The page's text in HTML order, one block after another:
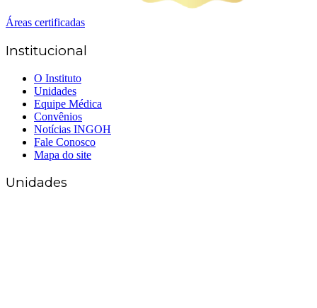
Áreas certificadas
Institucional
O Instituto
Unidades
Equipe Médica
Convênios
Notícias INGOH
Fale Conosco
Mapa do site
Unidades